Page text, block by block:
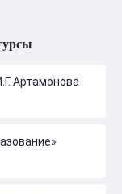
Артамонова